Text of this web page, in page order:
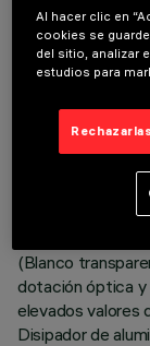
DESCRIPCIÓN
Cuerpo
por un perfil de
Placa LED
indirecta (Up).
luminancia
ambientes con
(Blanco
dotación óptica
elevados valores
Disipador de
Al hacer clic en
cookies se
del sitio, analizar
estudios para